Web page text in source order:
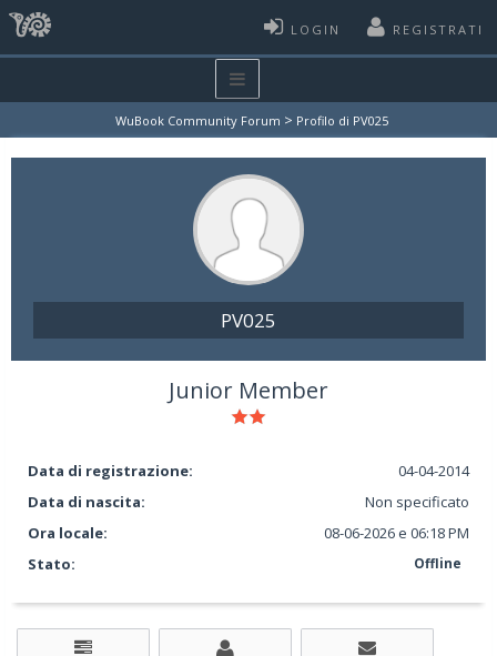
LOGIN REGISTRATI
WuBook Community Forum > Profilo di PV025
PV025
Junior Member
Data di registrazione:
04-04-2014
Data di nascita:
Non specificato
Ora locale:
08-06-2026 e 06:18 PM
Stato:
Offline